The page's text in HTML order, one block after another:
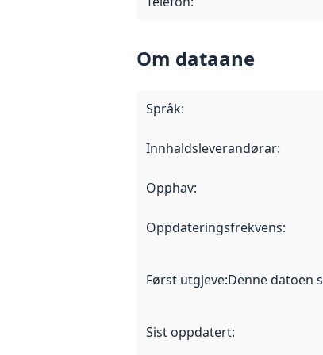
Om dataane
Språk:
Innhaldsleverandørar:
Opphav:
Oppdateringsfrekvens:
Først utgjeve:Denne datoen
Sist oppdatert: